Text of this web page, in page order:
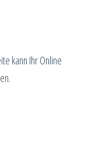
kann Ihr Online